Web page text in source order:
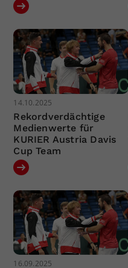
14.10.2025
Rekordverdächtige
Medienwerte für
KURIER Austria Davis
Cup Team
16.09.2025